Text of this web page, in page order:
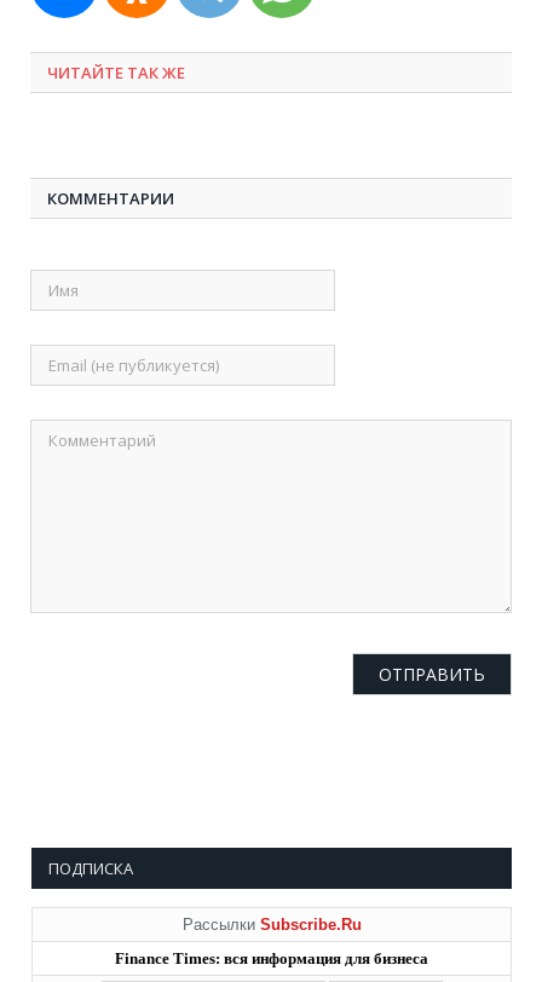
ЧИТАЙТЕ ТАК ЖЕ
КОММЕНТАРИИ
ПОДПИСКА
Рассылки Subscribe.Ru
Finance Times: вся информация для бизнеса